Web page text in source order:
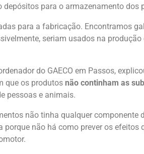
depósitos para o armazenamento dos
para a fabricação. Encontramos
seriam usados na produção
do GAECO em Passos,
que os produtos não continham as
pessoas e animais.
não tinha qualquer componente
porque não há como prever os efeitos